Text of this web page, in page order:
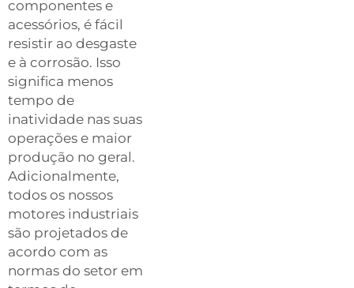
componentes e
acessórios, é fácil
resistir ao desgaste
e à corrosão. Isso
significa menos
tempo de
inatividade nas suas
operações e maior
produção no geral.
Adicionalmente,
todos os nossos
motores industriais
são projetados de
acordo com as
normas do setor em